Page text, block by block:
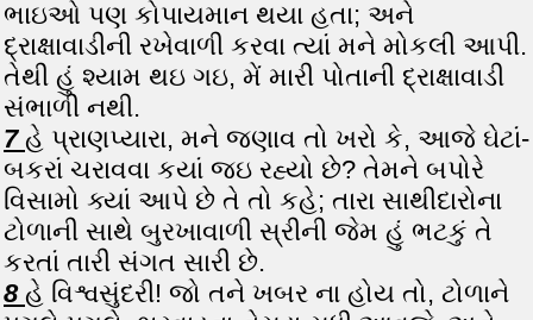
ભાઇઓ પણ કોપાયમાન થયા હતા; અને
દ્રાક્ષાવાડીની રખેવાળી કરવા ત્યાં મને મોકલી આપી.
તેથી હું શ્યામ થઇ ગઇ, મેં મારી પોતાની દ્રાક્ષાવાડી
સંભાળી નથી.
7 હે પ્રાણપ્યારા, મને જણાવ તો ખરો કે, આજે ઘેટાં-
બકરાં ચરાવવા કયાં જઇ રહ્યો છે? તેમને બપોરે
વિસામો ક્યાં આપે છે તે તો કહે; તારા સાથીદારોના
ટોળાની સાથે બુરખાવાળી સ્રીની જેમ હું ભટકું તે
કરતાં તારી સંગત સારી છે.
8 હે વિશ્વસુંદરી! જો તને ખબર ના હોય તો, ટોળાને